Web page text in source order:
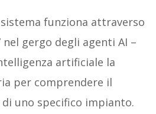
funziona attraverso
gergo degli agenti AI –
artificiale la
per comprendere il
uno specifico impianto.